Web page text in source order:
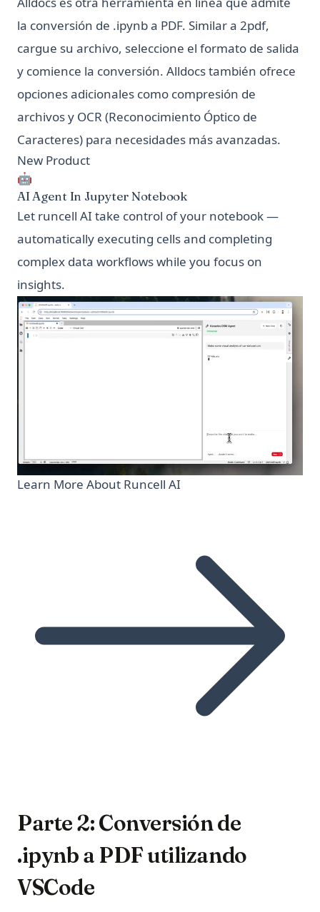
la conversión de .ipynb a PDF. Similar a 2pdf,
cargue su archivo, seleccione el formato de salida
y comience la conversión. Alldocs también ofrece
opciones adicionales como compresión de
archivos y OCR (Reconocimiento Óptico de
Caracteres) para necesidades más avanzadas.
New Product
🤖
AI Agent In Jupyter Notebook
Let runcell AI take control of your notebook —
automatically executing cells and completing
complex data workflows while you focus on
insights.
Learn More About Runcell AI
Parte 2: Conversión de
.ipynb a PDF utilizando
VSCode